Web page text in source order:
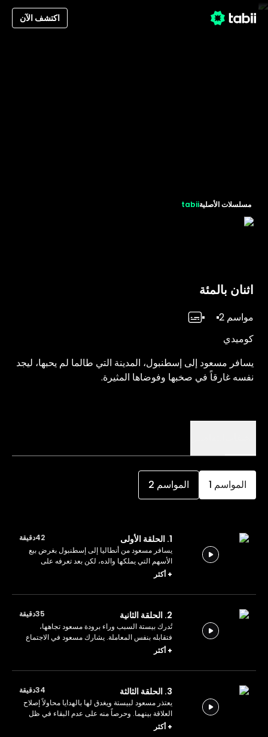
اكتشف الآن
مسلسلات الأصليةtabii
اثنان بالمئة
مواسم 2
كوميدي
يسافر مسعود إلى إسطنبول، المدينة التي طالما لم يحبها، ليجد
نفسه غارقاً في صخبها وفوضاها المثيرة.
المواسم 1 المواسم 2
1. الحلقة الأولى
42دقيقة
يسافر مسعود من أنطاليا إلى إسطنبول بغرض بيع
الأسهم التي يملكها والده، لكن بعد تعرفه على
تفاصيل البيع يقرر التراجع عن الصفقة، مما يتسبب
+أكثر
2. الحلقة الثانية
35دقيقة
تُدرك بيستة السبب وراء برودة مسعود تجاهها،
فتقابله بنفس المعاملة. يشارك مسعود في الاجتماع
مع المشترين، مستثمراً خبرته التفاوضية لرفع السعر
+أكثر
3. الحلقة الثالثة
34دقيقة
يعتذر مسعود لبيستة ويغدق لها بالهدايا محاولاً إصلاح
العلاقة بينهما. وحرصاً منه على عدم البقاء في ظل
أمير، يقترح إجراء انتخابات يتم فيها تحديد المسؤول
+أكثر